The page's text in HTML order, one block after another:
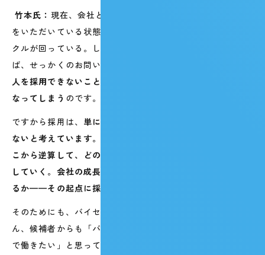
竹本氏： 現在、会社として非常にたくさんのお問い合わせ
をいただいている状態です。事業が伸びており、良いサイ
クルが回っている。しかし、そこで採用が間に合わなけれ
ば、せっかくのお問い合わせを取りこぼしてしまいます。
人を採用できないことが、そのまま事業成長のブレーキに
なってしまう のです。
ですから採用は、 単に「決まった人数を埋める」仕事では
ないと考えています。会社がどこまで成長したいのか、そ
こから逆算して、どのような人材が何名必要なのかを設計
していく。会社の成長をいかにバックアップし、支えられ
るか——その起点に採用がある、という感覚
そのためにも、バイセルに合う方を採用することはもちろ
ん、候補者からも「バイセルが自分に合っている」「ここ
で働きたい」と思っていただけるよう、会社の魅力を伝え